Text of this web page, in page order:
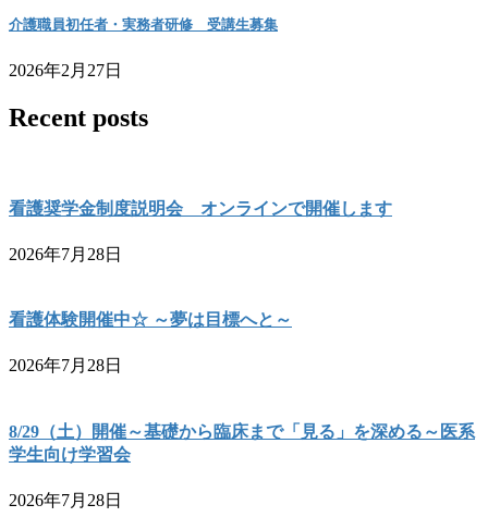
介護職員初任者・実務者研修 受講生募集
2026年2月27日
Recent posts
看護奨学金制度説明会 オンラインで開催します
2026年7月28日
看護体験開催中☆ ～夢は目標へと～
2026年7月28日
8/29（土）開催～基礎から臨床まで「見る」を深める～医系
学生向け学習会
2026年7月28日